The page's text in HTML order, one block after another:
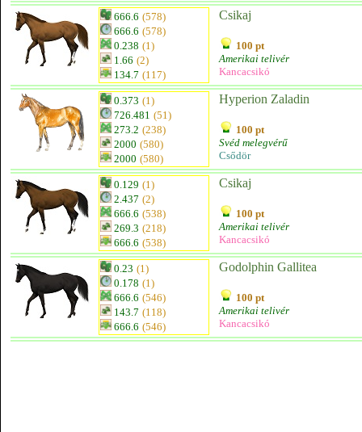
666.6 (578)
666.6 (578)
0.238 (1)
1.66 (2)
134.7 (117)
Csikaj
100 pt
Amerikai telivér
Kancacsikó
0.373 (1)
726.481 (51)
273.2 (238)
2000 (580)
2000 (580)
Hyperion Zaladin
100 pt
Svéd melegvérű
Csődör
0.129 (1)
2.437 (2)
666.6 (538)
269.3 (218)
666.6 (538)
Csikaj
100 pt
Amerikai telivér
Kancacsikó
0.23 (1)
0.178 (1)
666.6 (546)
143.7 (118)
666.6 (546)
Godolphin Gallitea
100 pt
Amerikai telivér
Kancacsikó